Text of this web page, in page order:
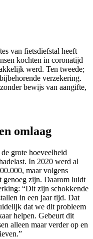
van fietsdiefstal heeft
kochten in coronatijd
werd. Ten tweede;
verzekering.
bewijs van aangifte,
omlaag
grote hoeveelheid
In 2020 werd al
maar volgens
genoeg zijn. Daarom luidt
“Dit zijn schokkende
in een jaar tijd. Dat
dat we dit probleem
helpen. Gebeurt dit
alleen maar verder op en